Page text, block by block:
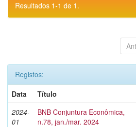
Resultados 1-1 de 1.
Registos:
Data
Título
2024-
01
BNB Conjuntura Econômica,
n.78, jan./mar. 2024